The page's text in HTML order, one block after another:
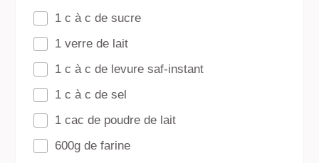
1 c à c de sucre
1 verre de lait
1 c à c de levure saf-instant
1 c à c de sel
1 cac de poudre de lait
600g de farine